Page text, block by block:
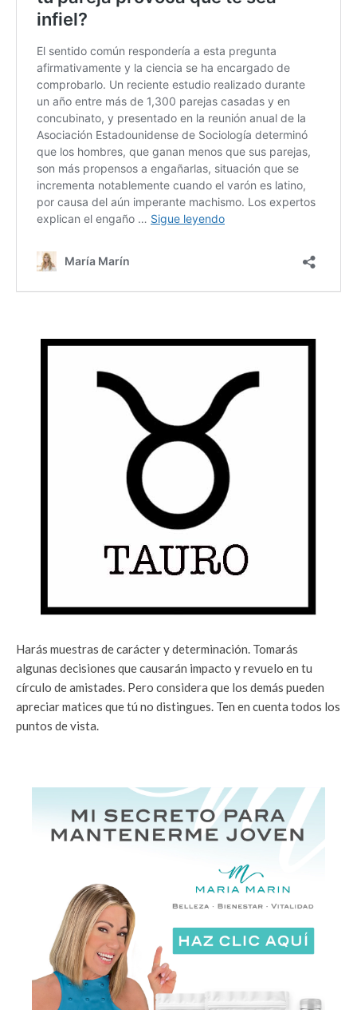
Harás muestras de carácter y determinación. Tomarás
algunas decisiones que causarán impacto y revuelo en tu
círculo de amistades. Pero considera que los demás pueden
apreciar matices que tú no distingues. Ten en cuenta todos los
puntos de vista.